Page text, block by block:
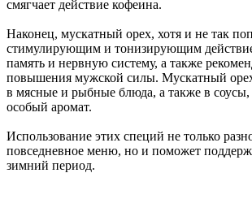
смягчает действие кофеина.
Наконец, мускатный орех, хотя и не так
стимулирующим и тонизирующим
память и нервную систему, а также
повышения мужской силы. Мускатный
в мясные и рыбные блюда, а также в
особый аромат.
Использование этих специй не только
повседневное меню, но и поможет
зимний период.